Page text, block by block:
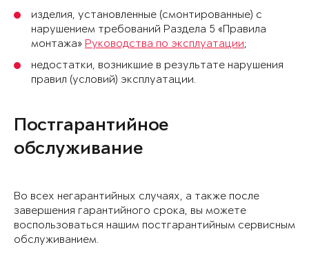
изделия, установленные (смонтированные) с
нарушением требований Раздела 5 «Правила
монтажа» Руководства по эксплуатации;
недостатки, возникшие в результате нарушения
правил (условий) эксплуатации.
Постгарантийное
обслуживание
Во всех негарантийных случаях, а также после
завершения гарантийного срока, вы можете
воспользоваться нашим постгарантийным сервисным
обслуживанием.